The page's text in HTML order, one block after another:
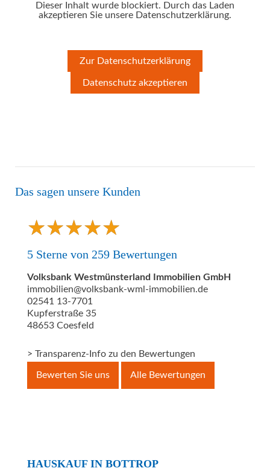
Dieser Inhalt wurde blockiert. Durch das Laden
akzeptieren Sie unsere Datenschutzerklärung.
Zur Datenschutzerklärung
Datenschutz akzeptieren
Das sagen unsere Kunden
★★★★★
★★★★★
5 Sterne von 259 Bewertungen
Volksbank Westmünsterland Immobilien GmbH
immobilien@volksbank-wml-immobilien.de
02541 13-7701
Kupferstraße 35
48653 Coesfeld
> Transparenz-Info zu den Bewertungen
Bewerten Sie uns Alle Bewertungen
HAUSKAUF IN BOTTROP